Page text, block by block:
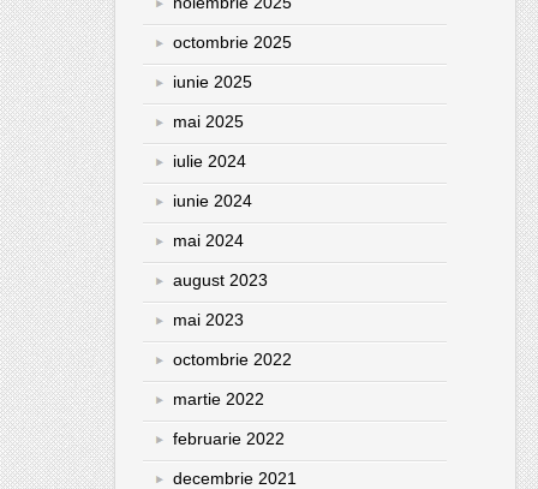
octombrie 2025
iunie 2025
mai 2025
iulie 2024
iunie 2024
mai 2024
august 2023
mai 2023
octombrie 2022
martie 2022
februarie 2022
decembrie 2021